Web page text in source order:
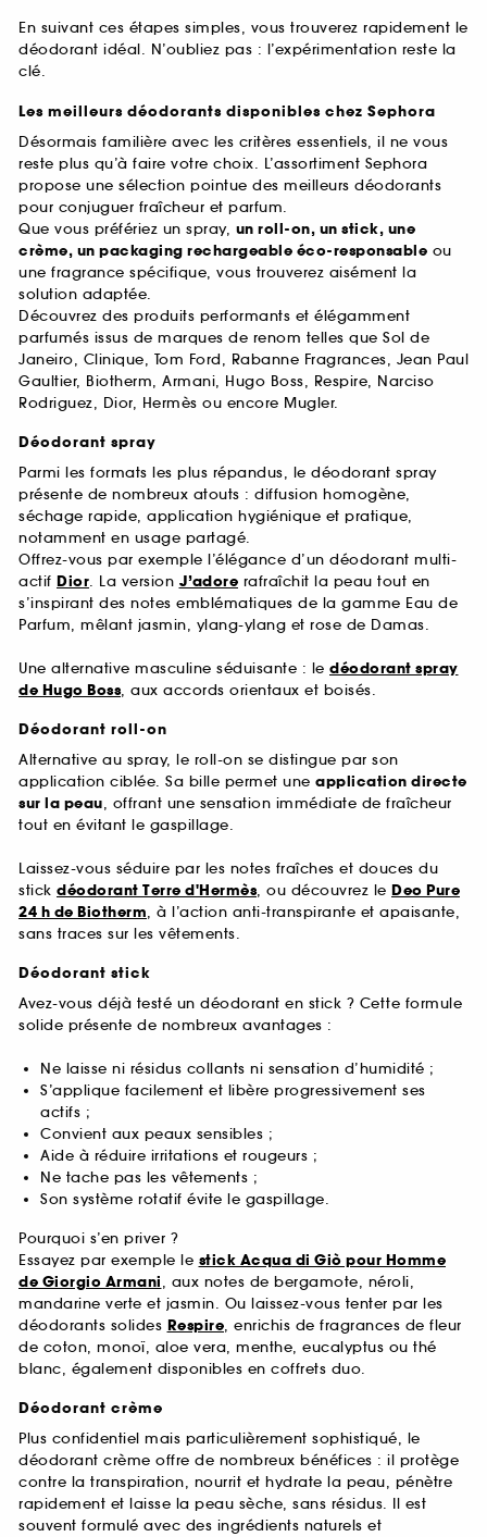
En suivant ces étapes simples, vous trouverez rapidement le
déodorant idéal. N’oubliez pas : l’expérimentation reste la
clé.
Les meilleurs déodorants disponibles chez Sephora
Désormais familière avec les critères essentiels, il ne vous
reste plus qu’à faire votre choix. L’assortiment Sephora
propose une sélection pointue des meilleurs déodorants
pour conjuguer fraîcheur et parfum.
Que vous préfériez un spray, un roll-on, un stick, une
crème, un packaging rechargeable éco-responsable ou
une fragrance spécifique, vous trouverez aisément la
solution adaptée.
Découvrez des produits performants et élégamment
parfumés issus de marques de renom telles que Sol de
Janeiro, Clinique, Tom Ford, Rabanne Fragrances, Jean Paul
Gaultier, Biotherm, Armani, Hugo Boss, Respire, Narciso
Rodriguez, Dior, Hermès ou encore Mugler.
Déodorant spray
Parmi les formats les plus répandus, le déodorant spray
présente de nombreux atouts : diffusion homogène,
séchage rapide, application hygiénique et pratique,
notamment en usage partagé.
Offrez-vous par exemple l’élégance d’un déodorant multi-
actif Dior. La version J’adore rafraîchit la peau tout en
s’inspirant des notes emblématiques de la gamme Eau de
Parfum, mêlant jasmin, ylang-ylang et rose de Damas.
Une alternative masculine séduisante : le déodorant spray
de Hugo Boss, aux accords orientaux et boisés.
Déodorant roll-on
Alternative au spray, le roll-on se distingue par son
application ciblée. Sa bille permet une application directe
sur la peau, offrant une sensation immédiate de fraîcheur
tout en évitant le gaspillage.
Laissez-vous séduire par les notes fraîches et douces du
stick déodorant Terre d'Hermès, ou découvrez le Deo Pure
24 h de Biotherm, à l’action anti-transpirante et apaisante,
sans traces sur les vêtements.
Déodorant stick
Avez-vous déjà testé un déodorant en stick ? Cette formule
solide présente de nombreux avantages :
Ne laisse ni résidus collants ni sensation d’humidité ;
S’applique facilement et libère progressivement ses
actifs ;
Convient aux peaux sensibles ;
Aide à réduire irritations et rougeurs ;
Ne tache pas les vêtements ;
Son système rotatif évite le gaspillage.
Pourquoi s’en priver ?
Essayez par exemple le stick Acqua di Giò pour Homme
de Giorgio Armani, aux notes de bergamote, néroli,
mandarine verte et jasmin. Ou laissez-vous tenter par les
déodorants solides Respire, enrichis de fragrances de fleur
de coton, monoï, aloe vera, menthe, eucalyptus ou thé
blanc, également disponibles en coffrets duo.
Déodorant crème
Plus confidentiel mais particulièrement sophistiqué, le
déodorant crème offre de nombreux bénéfices : il protège
contre la transpiration, nourrit et hydrate la peau, pénètre
rapidement et laisse la peau sèche, sans résidus. Il est
souvent formulé avec des ingrédients naturels et